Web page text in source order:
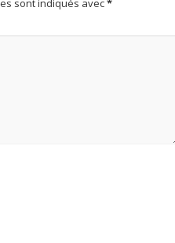
sont indiqués avec*